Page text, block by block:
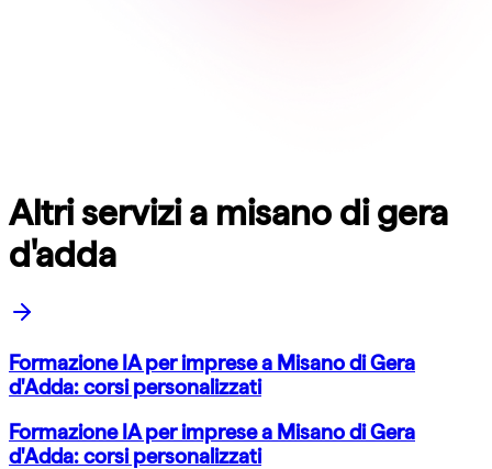
Altri servizi a misano di gera
d'adda
Formazione IA per imprese a Misano di Gera
d'Adda: corsi personalizzati
Formazione IA per imprese a Misano di Gera
d'Adda: corsi personalizzati